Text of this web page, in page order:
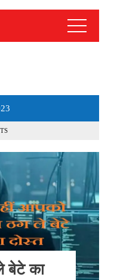
बेटे का